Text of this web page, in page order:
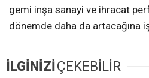
gemi inşa sanayi ve ihracat
dönemde daha da artacağına
İLGİNİZİÇEKEBİLİR